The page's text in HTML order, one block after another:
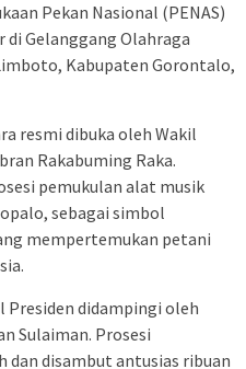
Pekan Nasional (PENAS)
di Gelanggang Olahraga
Kabupaten Gorontalo,
resmi dibuka oleh Wakil
Rakabuming Raka.
pemukulan alat musik
sebagai simbol
mempertemukan petani
Presiden didampingi oleh
Sulaiman. Prosesi
dan disambut antusias ribuan